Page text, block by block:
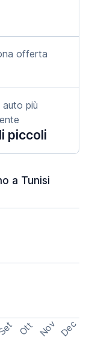
offerta
più
piccoli
a Tunisi
Ott Nov Dec